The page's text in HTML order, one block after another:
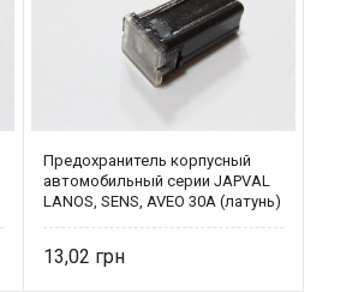
Предохранитель корпусный
автомобильный серии JAPVAL
LANOS, SENS, AVEO 30A (латунь)
13,02